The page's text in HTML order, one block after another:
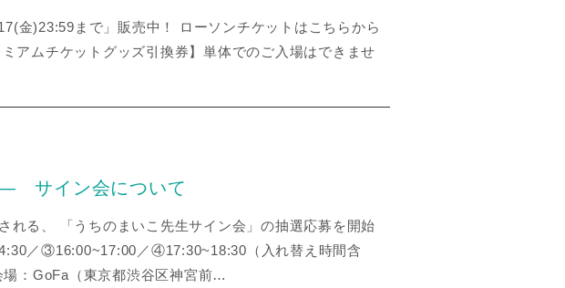
金)23:59まで」販売中！ ローソンチケットはこちらから
アムチケットグッズ引換券】単体でのご入場はできませ
— サイン会について
る、 「うちのまいこ先生サイン会」の抽選応募を開始
／③16:00~17:00／④17:30~18:30（入れ替え時間含
：GoFa（東京都渋谷区神宮前…